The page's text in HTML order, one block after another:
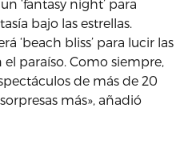
‘fantasy night’ para
bajo las estrellas.
‘beach bliss’ para lucir las
paraíso. Como siempre,
de más de 20
más», añadió